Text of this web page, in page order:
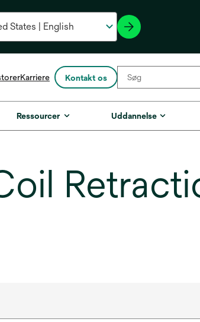
opens
a
new
Karriere Kontakt os
Ressourcer Uddannelse